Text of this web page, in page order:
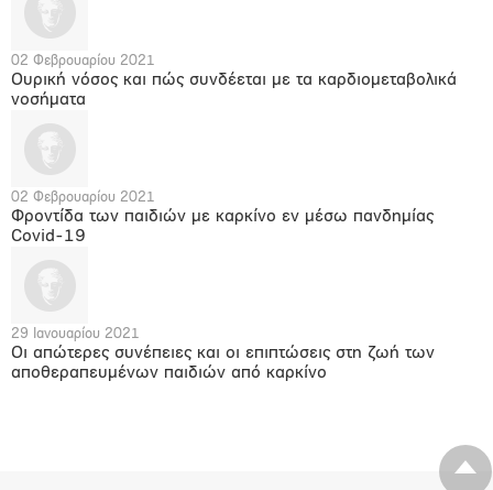
02 Φεβρουαρίου 2021
Ουρική νόσος και πώς συνδέεται με τα καρδιομεταβολικά
νοσήματα
02 Φεβρουαρίου 2021
Φροντίδα των παιδιών με καρκίνο εν μέσω πανδημίας
Covid-19
29 Ιανουαρίου 2021
Οι απώτερες συνέπειες και οι επιπτώσεις στη ζωή των
αποθεραπευμένων παιδιών από καρκίνο